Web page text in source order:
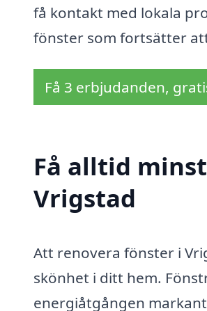
få kontakt med lokala
fönster som fortsätter
Få 3 erbjudanden,
Få alltid
Vrigstad
Att renovera fönster i
skönhet i ditt hem.
energiåtgången